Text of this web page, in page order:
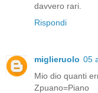
davvero rari.
Rispondi
miglieruolo 05
Mio dio quanti
Zpuano=Piano